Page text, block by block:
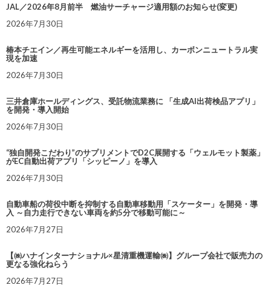
JAL／2026年8月前半 燃油サーチャージ適用額のお知らせ(変更)
2026年7月30日
椿本チエイン／再生可能エネルギーを活用し、カーボンニュートラル実
現を加速
2026年7月30日
三井倉庫ホールディングス、受託物流業務に 「生成AI出荷検品アプリ」
を開発・導入開始
2026年7月30日
“独自開発こだわり”のサプリメントでD2C展開する「ウェルモット製薬」
がEC自動出荷アプリ「シッピーノ」を導入
2026年7月30日
自動車船の荷役中断を抑制する自動車移動用「スケーター」を開発・導
入 ～自力走行できない車両を約5分で移動可能に～
2026年7月27日
【㈱ハナインターナショナル×星清重機運輸㈱】グループ会社で販売力の
更なる強化ねらう
2026年7月27日